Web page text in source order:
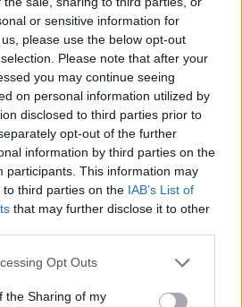
or sensitive information for
please use the below opt-out
Please note that after your
you may continue seeing
on personal information utilized by
disclosed to third parties prior to
opt-out of the further
information by third parties on the
participants. This information may
third parties on the IAB’s List of
that may further disclose it to other
app uses one or more Google
usage behaviour. You may click to
Opt Outs
the Sharing of my
υποψιάστηκα
290
έγινε viral,
μεταμόρφωσή
376